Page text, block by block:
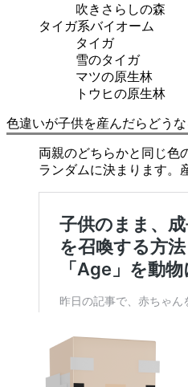
吹きさらしの森
タイガ系バイオーム
タイガ
雪のタイガ
マツの原生林
トウヒの原生林
色違いが子供を産んだらどうな
両親のどちらかと同じ色
ランダムに決まります。